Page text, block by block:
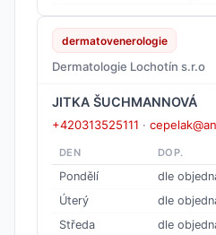
dermatovenerologie
Dermatologie Lochotín s.r.o
JITKA ŠUCHMANNOVÁ
+420313525111 ·
DEN DOP.
Pondělí
dle
Úterý
dle
Středa
dle